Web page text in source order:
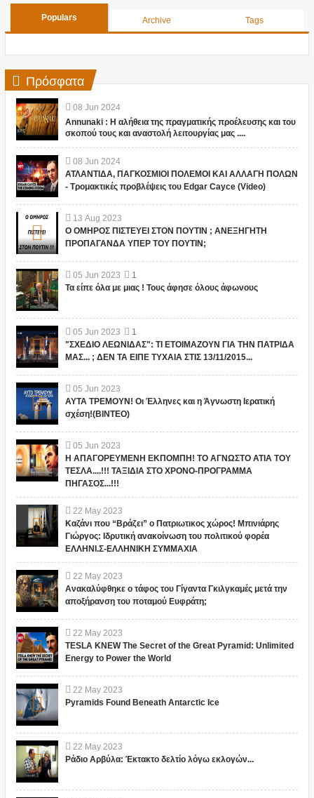
Populars Archive Tags
Πρόσφατα
08 Jun 2024
Annunaki : Η αλήθεια της πραγματικής προέλευσης και του
σκοπού τους και αναστολή λειτουργίας μας ....
08 Jun 2024
ΑΤΛΑΝΤΙΔΑ, ΠΑΓΚΟΣΜΙΟΙ ΠΟΛΕΜΟΙ ΚΑΙ ΑΛΛΑΓΗ ΠΟΛΩΝ
- Τρομακτικές προβλέψεις του Edgar Cayce (Video)
13 Aug 2023
Ο ΟΜΗΡΟΣ ΠΙΣΤΕΥΕΙ ΣΤΟΝ ΠΟΥΤΙΝ ; ΑΝΕΞΗΓΗΤΗ
ΠΡΟΠΑΓΑΝΔΑ ΥΠΕΡ ΤΟΥ ΠΟΥΤΙΝ;
05 Jun 2023
1
Τα είπε όλα με μιας ! Τους άφησε όλους άφωνους
05 Jun 2023
1
"ΣΧΕΔΙΟ ΛΕΩΝΙΔΑΣ": ΤΙ ΕΤΟΙΜΑΖΟΥΝ ΓΙΑ ΤΗΝ ΠΑΤΡΙΔΑ
ΜΑΣ... ; ΔΕΝ ΤΑ ΕΙΠΕ ΤΥΧΑΙΑ ΣΤΙΣ 13/11/2015...
05 Jun 2023
ΑΥΤΑ ΤΡΕΜΟΥΝ! Οι Έλληνες και η Άγνωστη Ιερατική
σχέση!(ΒΙΝΤΕΟ)
05 Jun 2023
Η ΑΠΑΓΟΡΕΥΜΕΝΗ ΕΚΠΟΜΠΗ! ΤΟ ΑΓΝΩΣΤΟ ΑΤΙΑ ΤΟΥ
ΤΕΣΛΑ....!!! ΤΑΞΙΔΙΑ ΣΤΟ ΧΡΟΝΟ-ΠΡΟΓΡΑΜΜΑ
ΠΗΓΑΣΟΣ...!!!
22 May 2023
Καζάνι που “Βράζει” ο Πατριωτικος χώρος! Μπινιάρης
Γιώργος: Ιδρυτική ανακοίνωση του πολιτικού φορέα
ΕΛΛΗΝΙ.Σ-ΕΛΛΗΝΙΚΗ ΣΥΜΜΑΧΙΑ
22 May 2023
Ανακαλύφθηκε ο τάφος του Γίγαντα Γκιλγκαμές μετά την
αποξήρανση του ποταμού Ευφράτη;
22 May 2023
TESLA KNEW The Secret of the Great Pyramid: Unlimited
Energy to Power the World
22 May 2023
Pyramids Found Beneath Antarctic Ice
22 May 2023
Ράδιο Αρβύλα: Έκτακτο δελτίο λόγω εκλογών...